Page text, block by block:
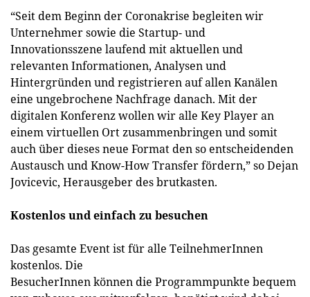
“Seit dem Beginn der Coronakrise begleiten wir
Unternehmer sowie die Startup- und
Innovationsszene laufend mit aktuellen und
relevanten Informationen, Analysen und
Hintergründen und registrieren auf allen Kanälen
eine ungebrochene Nachfrage danach. Mit der
digitalen Konferenz wollen wir alle Key Player an
einem virtuellen Ort zusammenbringen und somit
auch über dieses neue Format den so entscheidenden
Austausch und Know-How Transfer fördern,” so Dejan
Jovicevic, Herausgeber des brutkasten.
Kostenlos und einfach zu besuchen
Das gesamte Event ist für alle TeilnehmerInnen
kostenlos. Die
BesucherInnen können die Programmpunkte bequem